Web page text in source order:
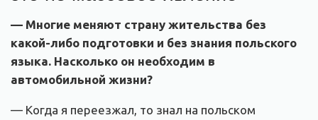
— Многие меняют страну жительства без
какой-либо подготовки и без знания польского
языка. Насколько он необходим в
автомобильной жизни?
— Когда я переезжал, то знал на польском